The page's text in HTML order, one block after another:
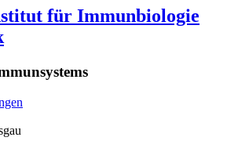
für Immunbiologie